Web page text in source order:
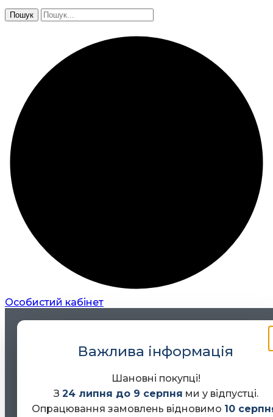
Пошук
Особистий кабінет
Важлива інформація
Шановні покупці!
З 24 липня до 9 серпня ми у відпустці.
Опрацювання замовлень відновимо 10